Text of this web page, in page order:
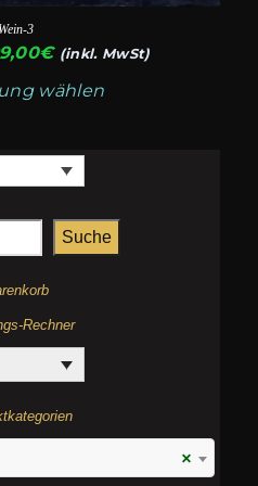
Wein-3
€Preisspanne:
bis
(inkl. MwSt)
wählen
Suche
Rechner
×